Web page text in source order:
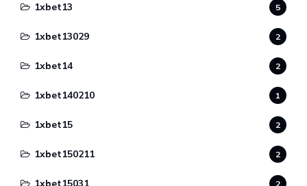
1xbet13 5
1xbet13029 2
1xbet14 2
1xbet140210 1
1xbet15 2
1xbet150211 2
2